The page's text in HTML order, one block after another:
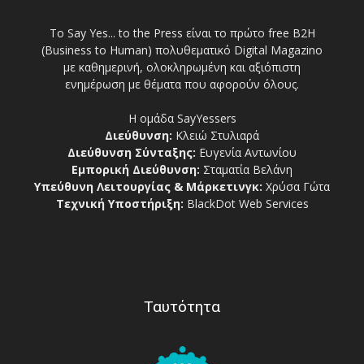
Το Say Yes... to the Press είναι το πρώτο free Β2Η
(Business to Human) πολυθεματικό Digital Magazino
με καθημερινή, ολοκληρωμένη και αξιόπιστη
ενημέρωση με θέματα που αφορούν όλους.
Η ομάδα SayYessers
Διεύθυνση: Κλειώ Στυλιαρά
Διεύθυνση Σύνταξης: Ευγενία Αντωνίου
Εμπορική Διεύθυνση: Σταματία Βελάνη
Υπεύθυνη Λειτουργίας & Μάρκετινγκ: Χρύσα Γώτα
Τεχνική Υποστήριξη: BlackDot Web Services
Ταυτότητα